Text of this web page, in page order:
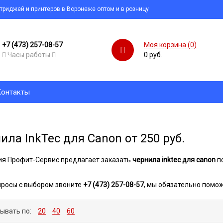
и принтеров в Воронеже оптом и в розницу
+7 (473) 257-08-57
Часы работы
Моя корзина (0)
0 руб.
InkTec для Canon от 250 руб.
Профит-Сервис предлагает заказатьчернила inktec для canon
с выбором звоните +7 (473) 257-08-57, мы обязательно
по: 20 40 60